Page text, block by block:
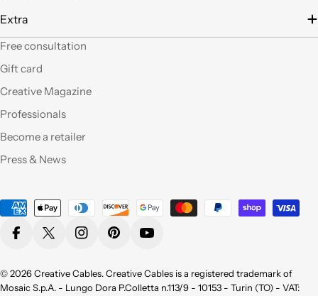
pienamente
soddisfatta sia per la
qualità appunto ma
Consigliatissimo !
Grazie!
Extra
Free consultation
Gift card
Creative Magazine
Professionals
Become a retailer
Press & News
Payment
methods
FacebookX (Twitter)InstagramPinterestYouTube
© 2026Creative Cables. Creative Cables is a registered trademark of
Mosaic S.p.A. - Lungo Dora P.Colletta n.113/9 - 10153 - Turin (TO) - VAT: